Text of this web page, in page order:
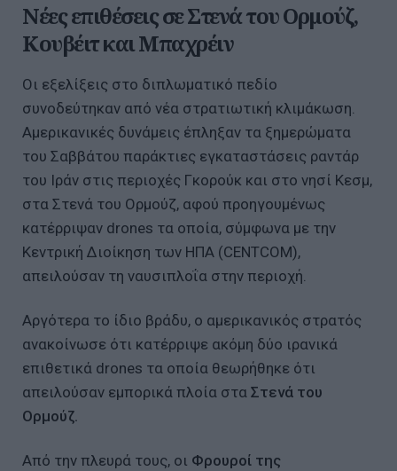
Νέες επιθέσεις σε Στενά του Ορμούζ,
Κουβέιτ και Μπαχρέιν
Οι εξελίξεις στο διπλωματικό πεδίο
συνοδεύτηκαν από νέα στρατιωτική κλιμάκωση.
Αμερικανικές δυνάμεις έπληξαν τα ξημερώματα
του Σαββάτου παράκτιες εγκαταστάσεις ραντάρ
του Ιράν στις περιοχές Γκορούκ και στο νησί Κεσμ,
στα Στενά του Ορμούζ, αφού προηγουμένως
κατέρριψαν drones τα οποία, σύμφωνα με την
Κεντρική Διοίκηση των ΗΠΑ (CENTCOM),
απειλούσαν τη ναυσιπλοΐα στην περιοχή.
Αργότερα το ίδιο βράδυ, ο αμερικανικός στρατός
ανακοίνωσε ότι κατέρριψε ακόμη δύο ιρανικά
επιθετικά drones τα οποία θεωρήθηκε ότι
απειλούσαν εμπορικά πλοία στα Στενά του
Ορμούζ.
Από την πλευρά τους, οι Φρουροί της